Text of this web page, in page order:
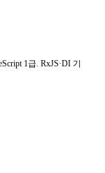
1급. RxJS·DI 기